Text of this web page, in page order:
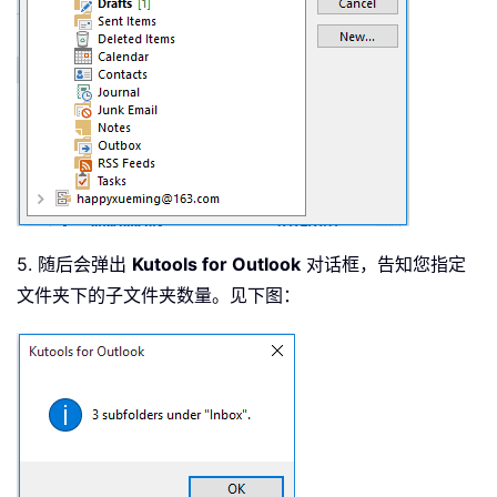
5. 随后会弹出 Kutools for Outlook 对话框，告知您指定
文件夹下的子文件夹数量。见下图：